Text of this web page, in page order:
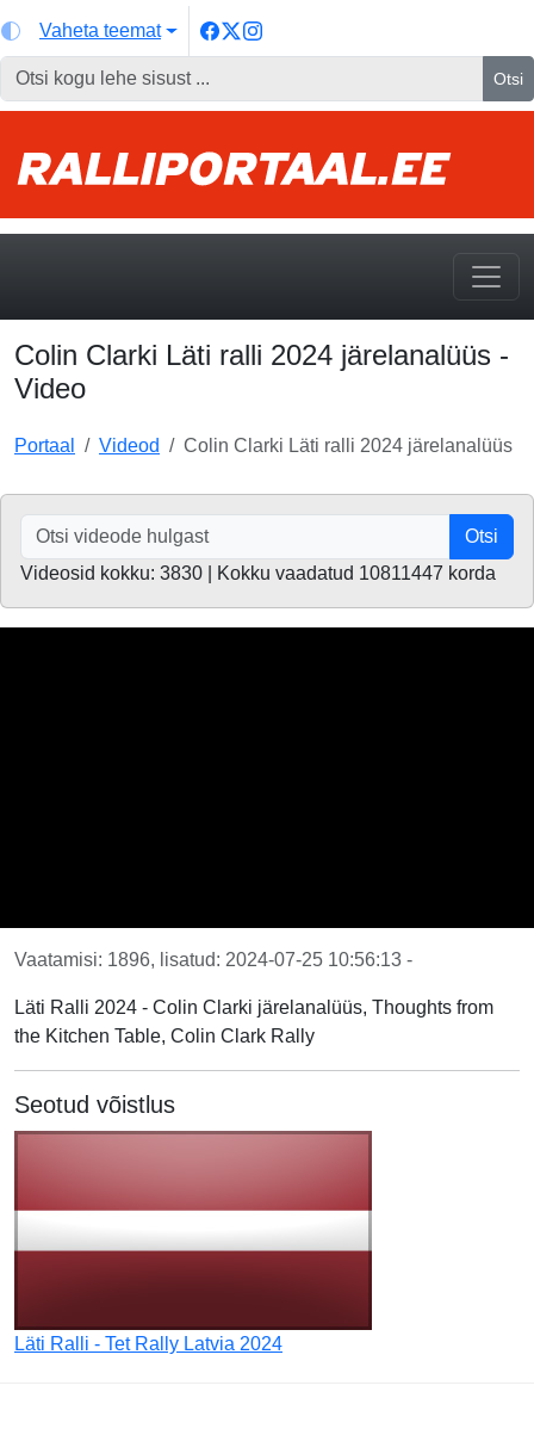
Vaheta teemat
Otsi
Colin Clarki Läti ralli 2024 järelanalüüs -
Video
Portaal Videod Colin Clarki Läti ralli 2024 järelanalüüs
Otsi
Videosid kokku: 3830 | Kokku vaadatud 10811447 korda
Vaatamisi: 1896, lisatud: 2024-07-25 10:56:13 -
Läti Ralli 2024 - Colin Clarki järelanalüüs, Thoughts from
the Kitchen Table, Colin Clark Rally
Seotud võistlus
Läti Ralli - Tet Rally Latvia 2024